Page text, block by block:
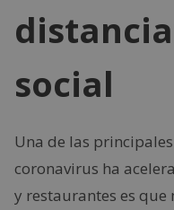
social
Una de las
coronavirus ha
y restaurantes es que